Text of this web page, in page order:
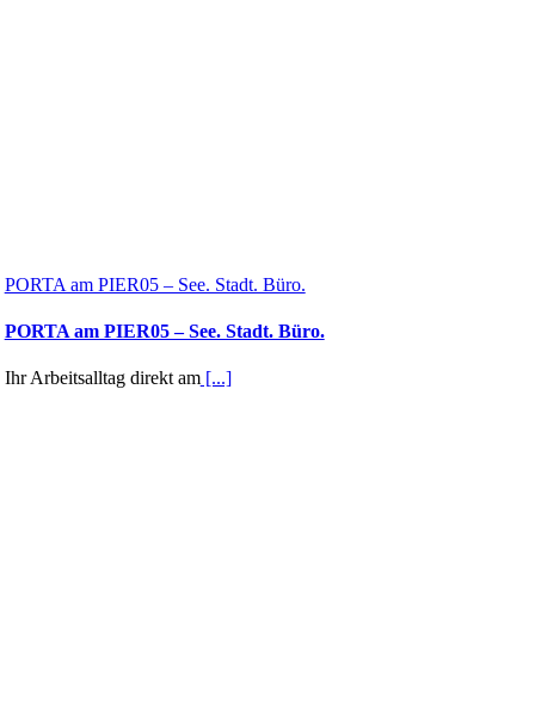
PORTA am PIER05 – See. Stadt. Büro.
PORTA am PIER05 – See. Stadt. Büro.
Ihr Arbeitsalltag direkt am[...]